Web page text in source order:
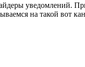
на такой вот